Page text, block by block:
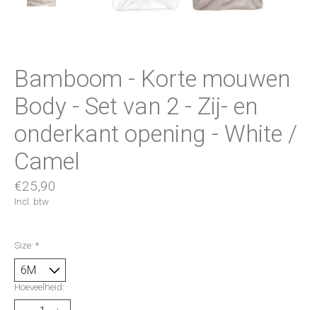
Bamboom - Korte mouwen
Body - Set van 2 - Zij- en
onderkant opening - White /
Camel
€25,90
Incl. btw
Size: *
Hoeveelheid: